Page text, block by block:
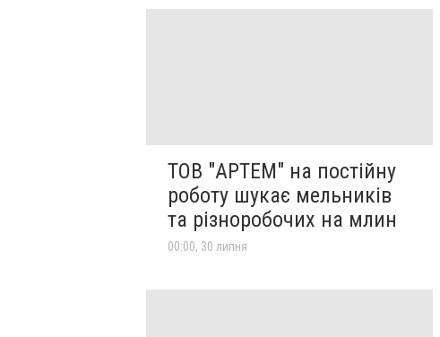
ТОВ "АРТЕМ" на постійну
роботу шукає мельників
та різноробочих на млин
00:00, 30 липня